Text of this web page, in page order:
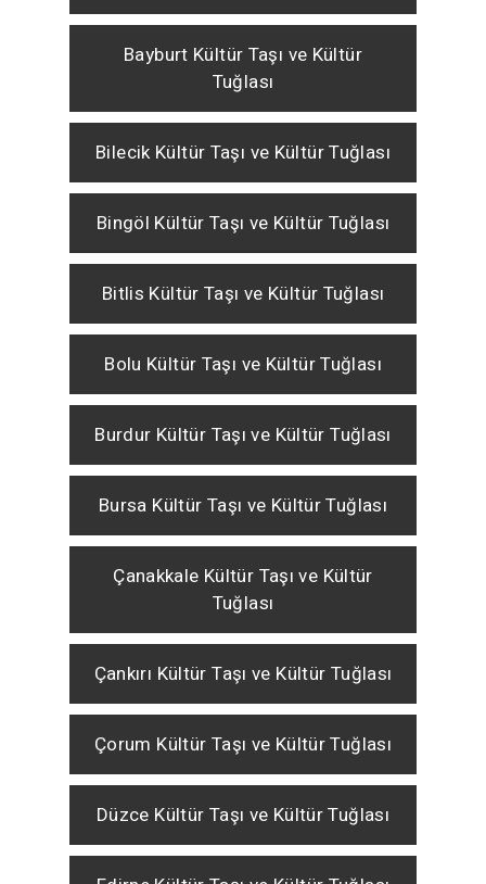
Bayburt Kültür Taşı ve Kültür
Tuğlası
Bilecik Kültür Taşı ve Kültür Tuğlası
Bingöl Kültür Taşı ve Kültür Tuğlası
Bitlis Kültür Taşı ve Kültür Tuğlası
Bolu Kültür Taşı ve Kültür Tuğlası
Burdur Kültür Taşı ve Kültür Tuğlası
Bursa Kültür Taşı ve Kültür Tuğlası
Çanakkale Kültür Taşı ve Kültür
Tuğlası
Çankırı Kültür Taşı ve Kültür Tuğlası
Çorum Kültür Taşı ve Kültür Tuğlası
Düzce Kültür Taşı ve Kültür Tuğlası